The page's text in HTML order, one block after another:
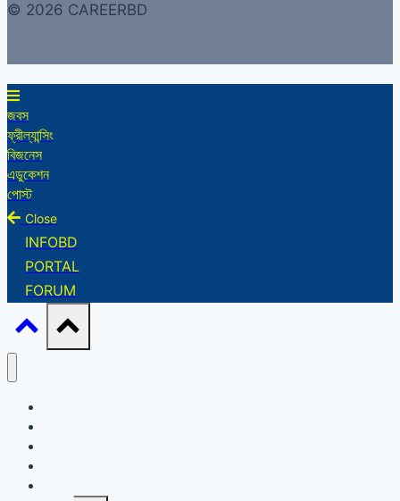
© 2026 CAREERBD
জবস
ফ্রীল্যান্সিং
বিজনেস
এডুকেশন
পোস্ট
Close
INFOBD
PORTAL
FORUM